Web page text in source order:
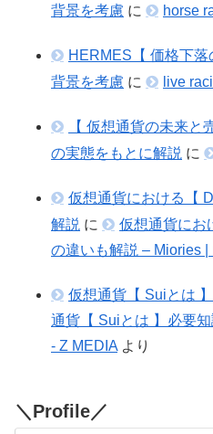
背景を考慮 に horse
HERMES【 価格下
背景を考慮 に live
【 仮想通貨の未来
の実態をもとに解説 に
仮想通貨における【
解説 に
仮想通貨にお
の違いも解説 – Miories |
仮想通貨【 Suiとは
通貨【 Suiとは 】必要
- Z MEDIA より
＼Profile／